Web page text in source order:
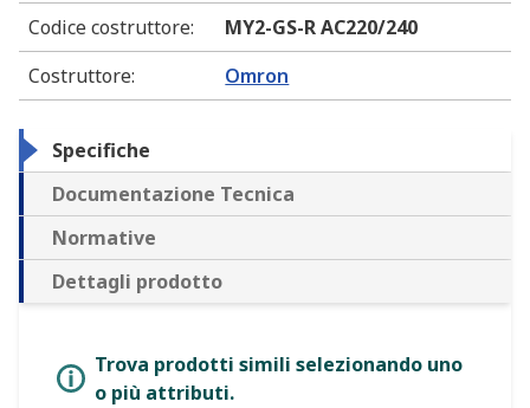
Codice costruttore:
MY2-GS-R AC220/240
Costruttore: Omron
Specifiche
Documentazione Tecnica
Normative
Dettagli prodotto
Trova prodotti simili selezionando uno
o più attributi.